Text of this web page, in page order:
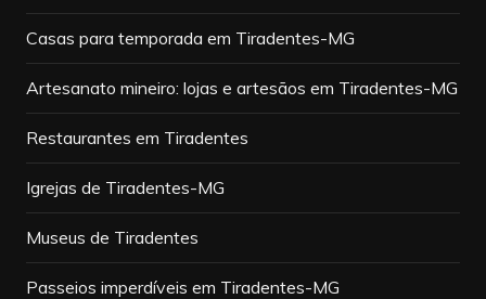
Casas para temporada em Tiradentes-MG
Artesanato mineiro: lojas e artesãos em Tiradentes-MG
Restaurantes em Tiradentes
Igrejas de Tiradentes-MG
Museus de Tiradentes
Passeios imperdíveis em Tiradentes-MG